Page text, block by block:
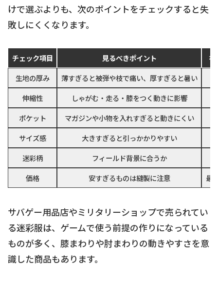
けで選ぶよりも、次のポイントをチェックすると失
敗しにくくなります。
チェック項目 見るべきポイント
初
生地の厚み
薄すぎると被弾や枝で痛い、厚すぎると暑い
伸縮性
しゃがむ・走る・膝をつく動きに影響
ポケット
マガジンや小物を入れすぎると動きにくい
サイズ感
大きすぎると引っかかりやすい
迷彩柄
フィールド背景に合うか
価格
安すぎるものは縫製に注意 最
サバゲー用品店やミリタリーショップで売られてい
る迷彩服は、ゲームで使う前提の作りになっている
ものが多く、膝まわりや肘まわりの動きやすさを意
識した商品もあります。